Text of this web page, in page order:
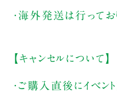
・海外発送は行ってお
【キャンセルについて】
・ご購入直後にイベ